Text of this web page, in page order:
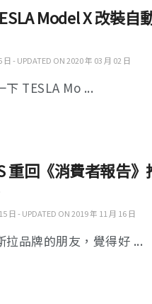
Model X 改裝自
- UPDATED ON 2020 年 03 月 02 日
TESLA Mo ...
重回《消費者報告
日 - UPDATED ON 2019 年 11 月 16 日
拉品牌的朋友，覺得好 ...